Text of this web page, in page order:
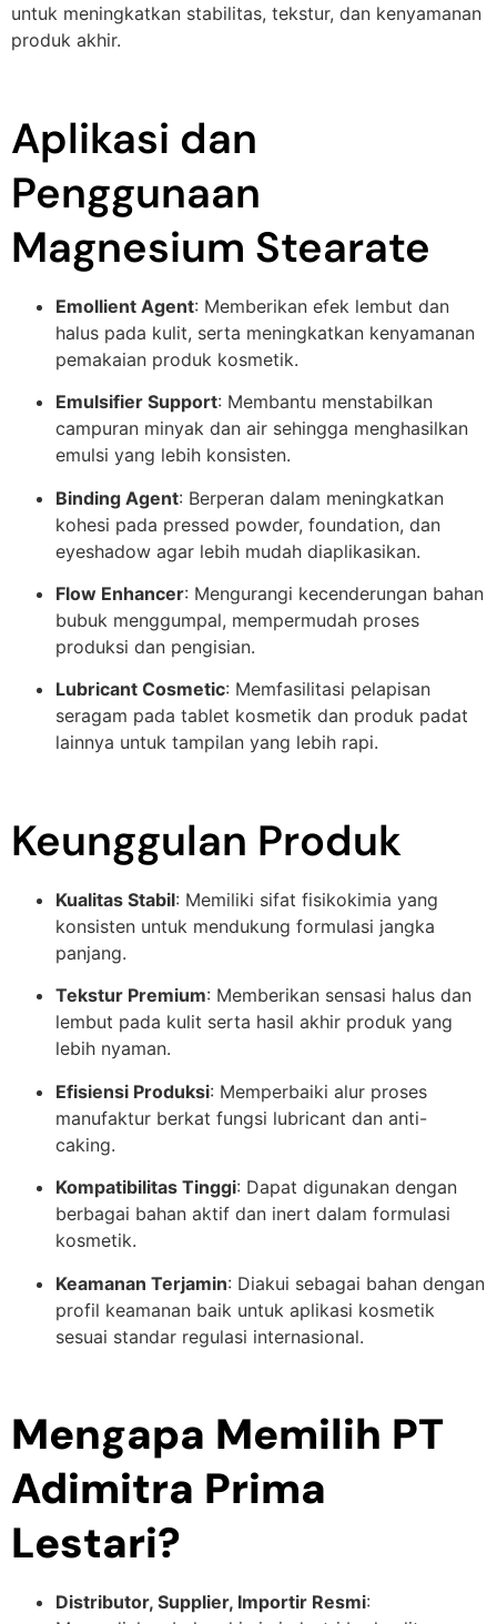
untuk meningkatkan stabilitas, tekstur, dan kenyamanan
produk akhir.
Aplikasi dan
Penggunaan
Magnesium Stearate
Emollient Agent: Memberikan efek lembut dan
halus pada kulit, serta meningkatkan kenyamanan
pemakaian produk kosmetik.
Emulsifier Support: Membantu menstabilkan
campuran minyak dan air sehingga menghasilkan
emulsi yang lebih konsisten.
Binding Agent: Berperan dalam meningkatkan
kohesi pada pressed powder, foundation, dan
eyeshadow agar lebih mudah diaplikasikan.
Flow Enhancer: Mengurangi kecenderungan bahan
bubuk menggumpal, mempermudah proses
produksi dan pengisian.
Lubricant Cosmetic: Memfasilitasi pelapisan
seragam pada tablet kosmetik dan produk padat
lainnya untuk tampilan yang lebih rapi.
Keunggulan Produk
Kualitas Stabil: Memiliki sifat fisikokimia yang
konsisten untuk mendukung formulasi jangka
panjang.
Tekstur Premium: Memberikan sensasi halus dan
lembut pada kulit serta hasil akhir produk yang
lebih nyaman.
Efisiensi Produksi: Memperbaiki alur proses
manufaktur berkat fungsi lubricant dan anti-
caking.
Kompatibilitas Tinggi: Dapat digunakan dengan
berbagai bahan aktif dan inert dalam formulasi
kosmetik.
Keamanan Terjamin: Diakui sebagai bahan dengan
profil keamanan baik untuk aplikasi kosmetik
sesuai standar regulasi internasional.
Mengapa Memilih PT
Adimitra Prima
Lestari?
Distributor, Supplier, Importir Resmi: